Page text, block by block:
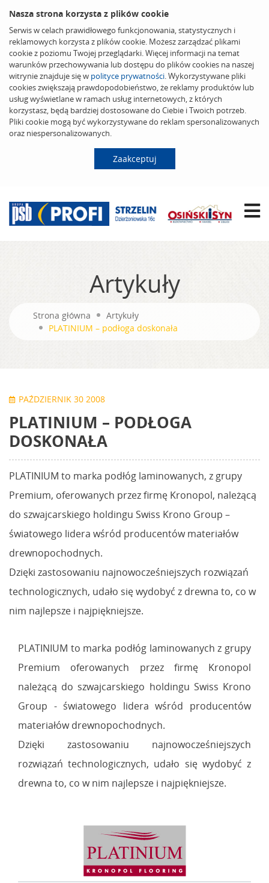
Nasza strona korzysta z plików cookie
Serwis w celach prawidłowego funkcjonowania, statystycznych i
reklamowych korzysta z plików cookie. Możesz zarządzać plikami
cookie z poziomu Twojej przeglądarki. Więcej informacji na temat
warunków przechowywania lub dostępu do plików cookies na naszej
witrynie znajduje się w polityce prywatności. Wykorzystywane pliki
cookies zwiększają prawdopodobieństwo, że reklamy produktów lub
usług wyświetlane w ramach usług internetowych, z których
korzystasz, będą bardziej dostosowane do Ciebie i Twoich potrzeb.
Pliki cookie mogą być wykorzystywane do reklam spersonalizowanych
oraz niespersonalizowanych.
Zaakceptuj
Artykuły
Strona główna
Artykuły
PLATINIUM – podłoga doskonała
PAŹDZIERNIK 30 2008
PLATINIUM – PODŁOGA
DOSKONAŁA
PLATINIUM to marka podłóg laminowanych, z grupy
Premium, oferowanych przez firmę Kronopol, należącą
do szwajcarskiego holdingu Swiss Krono Group –
światowego lidera wśród producentów materiałów
drewnopochodnych.
Dzięki zastosowaniu najnowocześniejszych rozwiązań
technologicznych, udało się wydobyć z drewna to, co w
nim najlepsze i najpiękniejsze.
PLATINIUM to marka podłóg laminowanych z grupy
Premium oferowanych przez firmę Kronopol
należącą do szwajcarskiego holdingu Swiss Krono
Group - światowego lidera wśród producentów
materiałów drewnopochodnych.
Dzięki zastosowaniu najnowocześniejszych
rozwiązań technologicznych, udało się wydobyć z
drewna to, co w nim najlepsze i najpiękniejsze.